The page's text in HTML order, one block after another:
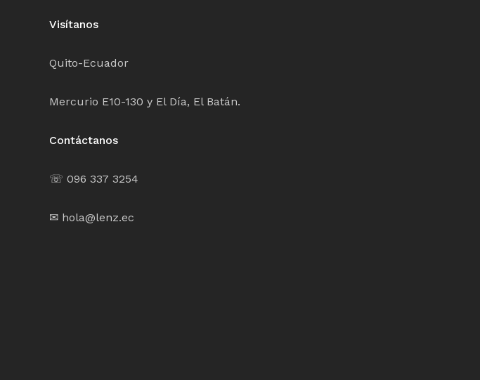
Visítanos
Quito-Ecuador
Mercurio E10-130 y El Día, El Batán.
Contáctanos
☏ 096 337 3254
✉ hola@lenz.ec